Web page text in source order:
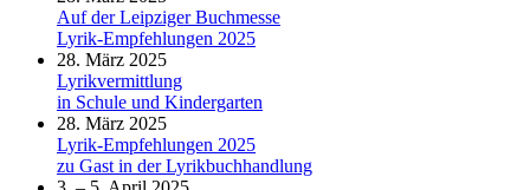
Auf der Leipziger Buchmesse
Lyrik-Empfehlungen 2025
28. März 2025
Lyrikvermittlung
in Schule und Kindergarten
28. März 2025
Lyrik-Empfehlungen 2025
zu Gast in der Lyrikbuchhandlung